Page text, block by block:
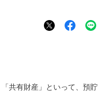
共有財産」といって、預貯